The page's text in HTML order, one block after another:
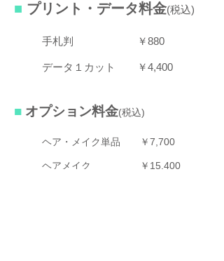
■ プリント・データ料金(税込)
手札判 ￥880
データ１カット ￥4,400
■​ オプション料金(税込)
ヘア・メイク単品 ￥7,700
ヘアメイク ￥15,400